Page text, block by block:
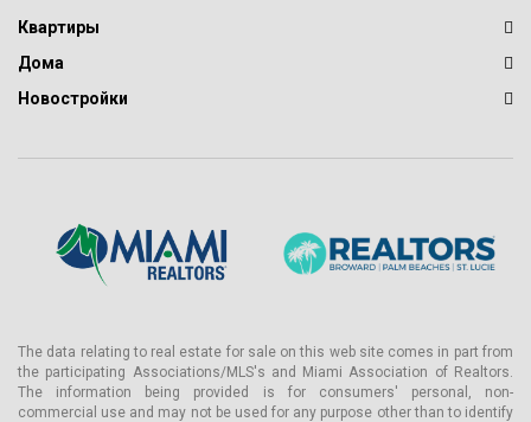
Квартиры
Дома
Новостройки
The data relating to real estate for sale on this web site comes in part from
the participating Associations/MLS's and Miami Association of Realtors.
The information being provided is for consumers' personal, non-
commercial use and may not be used for any purpose other than to identify